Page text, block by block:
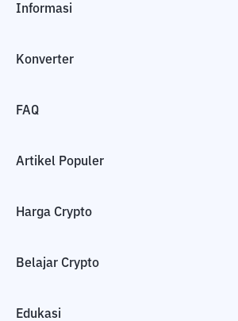
Informasi
Konverter
FAQ
Artikel Populer
Harga Crypto
Belajar Crypto
Edukasi